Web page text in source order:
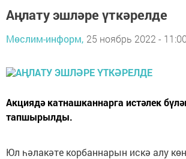
Аңлату эшләре үткәрелде
Мөслим-информ, 25 ноябрь 2022 -
Акциядә катнашканнарга истәлек
тапшырылды.
Юл һәлакәте корбаннарын искә алу